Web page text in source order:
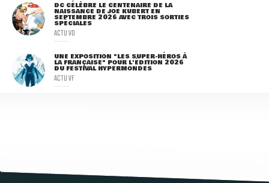
DC CÉLÈBRE LE CENTENAIRE DE LA
NAISSANCE DE JOE KUBERT EN
SEPTEMBRE 2026 AVEC TROIS SORTIES
SPÉCIALES
ACTU VO
UNE EXPOSITION "LES SUPER-HÉROS À
LA FRANÇAISE" POUR L'ÉDITION 2026
DU FESTIVAL HYPERMONDES
ACTU VF